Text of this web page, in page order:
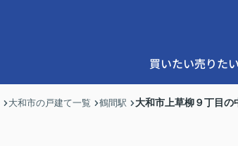
買いたい売りたい
大和市の戸建て一覧 鶴間駅 大和市上草柳９丁目の